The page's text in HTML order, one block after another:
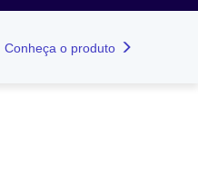
Conheça o produto